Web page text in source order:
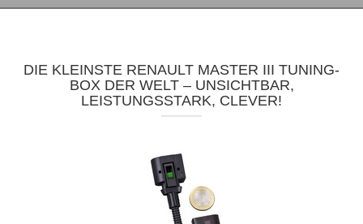
DIE KLEINSTE RENAULT MASTER III TUNING-
BOX DER WELT – UNSICHTBAR,
LEISTUNGSSTARK, CLEVER!